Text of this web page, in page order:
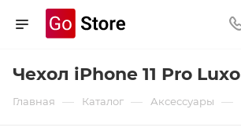
Чехол iPhone 11 Pro Luxo
Главная — Каталог — Аксессуары —